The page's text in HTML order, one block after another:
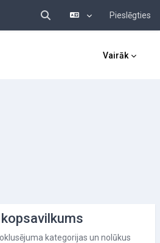
Pārslēgt meklēšanas
Pieslēgties
Vairāk
kategorijas un nolūkus